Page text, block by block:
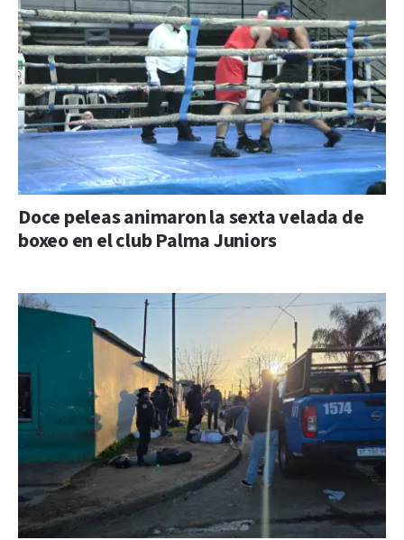
Doce peleas animaron la sexta velada de
boxeo en el club Palma Juniors